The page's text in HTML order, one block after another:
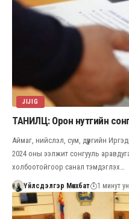
JIJIG
ТАНИЛЦ: Орон нутгийн
Аймаг, нийслэл, сум, дүүргийн
2024 оны ээлжит сонгууль
холбоотойгоор санал тэмдэглэх…
Үйлсдэлгэр Мөнхбат 1 минут